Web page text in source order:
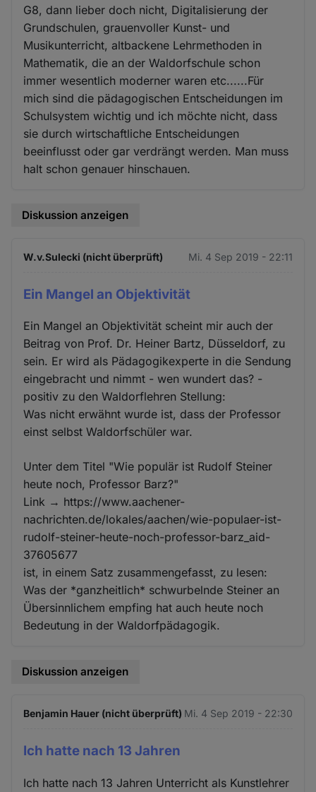
G8, dann lieber doch nicht, Digitalisierung der
Grundschulen, grauenvoller Kunst- und
Musikunterricht, altbackene Lehrmethoden in
Mathematik, die an der Waldorfschule schon
immer wesentlich moderner waren etc......Für
mich sind die pädagogischen Entscheidungen im
Schulsystem wichtig und ich möchte nicht, dass
sie durch wirtschaftliche Entscheidungen
beeinflusst oder gar verdrängt werden. Man muss
halt schon genauer hinschauen.
Diskussion anzeigen
W.v.Sulecki (nicht überprüft) Mi. 4 Sep 2019 - 22:11
Ein Mangel an Objektivität
Ein Mangel an Objektivität scheint mir auch der
Beitrag von Prof. Dr. Heiner Bartz, Düsseldorf, zu
sein. Er wird als Pädagogikexperte in die Sendung
eingebracht und nimmt - wen wundert das? -
positiv zu den Waldorflehren Stellung:
Was nicht erwähnt wurde ist, dass der Professor
einst selbst Waldorfschüler war.
Unter dem Titel "Wie populär ist Rudolf Steiner
heute noch, Professor Barz?"
Link → https://www.aachener-
nachrichten.de/lokales/aachen/wie-populaer-ist-
rudolf-steiner-heute-noch-professor-barz_aid-
37605677
ist, in einem Satz zusammengefasst, zu lesen:
Was der *ganzheitlich* schwurbelnde Steiner an
Übersinnlichem empfing hat auch heute noch
Bedeutung in der Waldorfpädagogik.
Diskussion anzeigen
Benjamin Hauer (nicht überprüft) Mi. 4 Sep 2019 - 22:30
Ich hatte nach 13 Jahren
Ich hatte nach 13 Jahren Unterricht als Kunstlehrer